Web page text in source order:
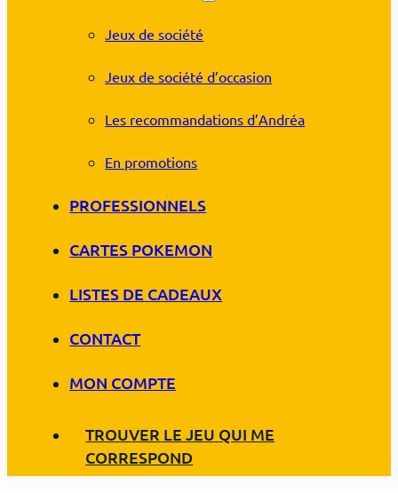
Jeux de société
Jeux de société d’occasion
Les recommandations d’Andréa
En promotions
PROFESSIONNELS
CARTES POKEMON
LISTES DE CADEAUX
CONTACT
MON COMPTE
TROUVER LE JEU QUI ME
CORRESPOND